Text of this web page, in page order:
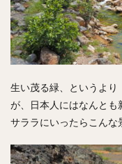
生い茂る緑、というよ
が、日本人にはなんとも
サララにいったらこんな